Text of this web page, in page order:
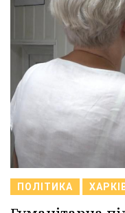
ПОЛІТИКА